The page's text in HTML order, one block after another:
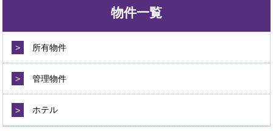
物件一覧
> 所有物件
> 管理物件
> ホテル